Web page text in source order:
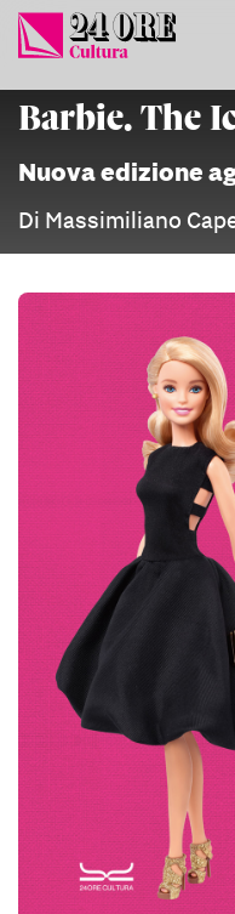
Vai
contenuto
Barbie. The
Nuova edizione
Di Massimiliano